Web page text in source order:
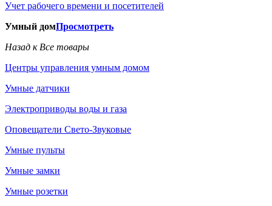
Учет рабочего времени и посетителей
Умный домПросмотреть
Назад к Все товары
Центры управления умным домом
Умные датчики
Электроприводы воды и газа
Оповещатели Свето-Звуковые
Умные пульты
Умные замки
Умные розетки